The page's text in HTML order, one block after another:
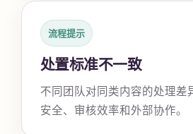
流程提示
处置标准不一致
不同团队对同类内容的处理差
安全、审核效率和外部协作。